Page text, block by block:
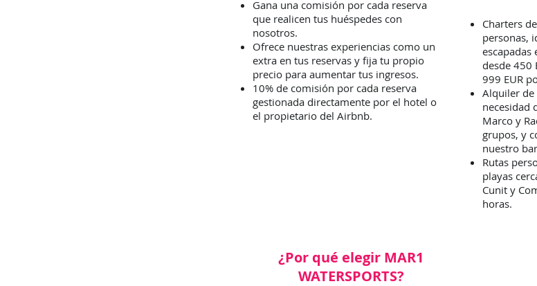
Gana una comisión por cada reserva
que realicen tus huéspedes con
nosotros.
Ofrece nuestras experiencias como un
extra en tus reservas y fija tu propio
precio para aumentar tus ingresos.
10% de comisión por cada reserva
gestionada directamente por el hotel o
el propietario del Airbnb.
¿Por qué elegir MAR1
WATERSPORTS?
Charters
personas,
escapadas
desde 450
999 EUR
Alquiler de
necesidad
Marco y
grupos, y
nuestro
Rutas
playas
Cunit y
horas.